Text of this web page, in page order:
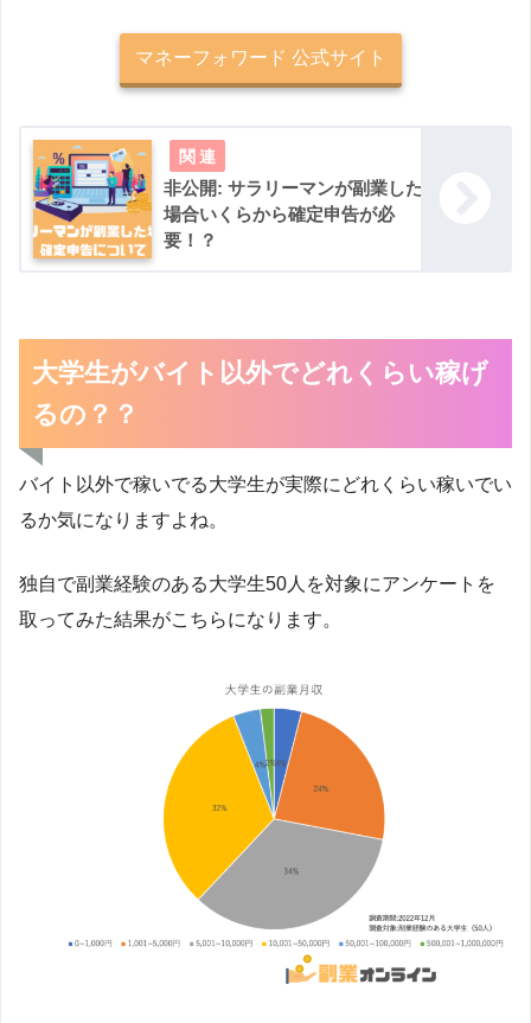
マネーフォワード 公式サイト
非公開: サラリーマンが副業した
場合いくらから確定申告が必
要！？
大学生がバイト以外でどれくらい稼げ
るの？？
バイト以外で稼いでる大学生が実際にどれくらい稼いでい
るか気になりますよね。
独自で副業経験のある大学生50人を対象にアンケートを
取ってみた結果がこちらになります。